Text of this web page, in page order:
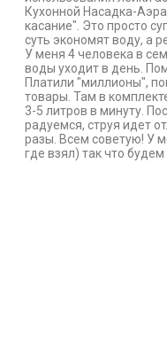
Кухонной Насадка-
касание". Это просто
суть экономят воду, а
У меня 4 человека в
воды уходит в день.
Платили "миллионы",
товары. Там в
3-5 литров в минуту.
радуемся, струя идет
разы. Всем советую! У
где взял) так что